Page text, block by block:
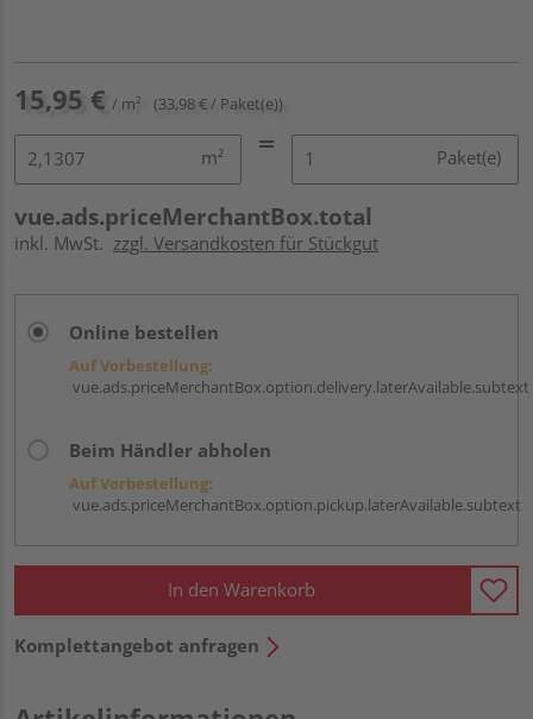
15,95 € / m² (33,98 € / Paket(e))
m² Paket(e)
vue.ads.priceMerchantBox.total
inkl. MwSt. zzgl. Versandkosten für Stückgut
Online bestellen
Auf Vorbestellung:
vue.ads.priceMerchantBox.option.delivery.laterAvailable.subtext
Beim Händler abholen
Auf Vorbestellung:
vue.ads.priceMerchantBox.option.pickup.laterAvailable.subtext
In den Warenkorb
Komplettangebot anfragen